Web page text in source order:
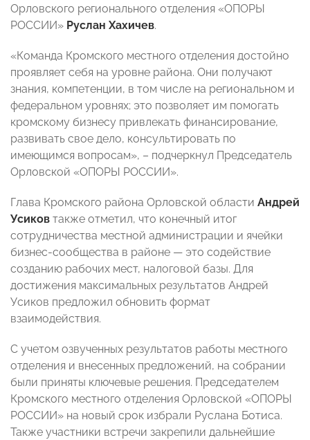
Орловского регионального отделения «ОПОРЫ
РОССИИ» Руслан Хахичев.
«Команда Кромского местного отделения достойно
проявляет себя на уровне района. Они получают
знания, компетенции, в том числе на региональном и
федеральном уровнях; это позволяет им помогать
кромскому бизнесу привлекать финансирование,
развивать свое дело, консультировать по
имеющимся вопросам», – подчеркнул Председатель
Орловской «ОПОРЫ РОССИИ».
Глава Кромского района Орловской области Андрей
Усиков также отметил, что конечный итог
сотрудничества местной администрации и ячейки
бизнес-сообщества в районе — это содействие
созданию рабочих мест, налоговой базы. Для
достижения максимальных результатов Андрей
Усиков предложил обновить формат
взаимодействия.
С учетом озвученных результатов работы местного
отделения и внесенных предложений, на собрании
были приняты ключевые решения. Председателем
Кромского местного отделения Орловской «ОПОРЫ
РОССИИ» на новый срок избрали Руслана Ботиса.
Также участники встречи закрепили дальнейшие